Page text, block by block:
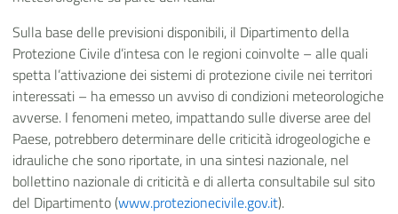
Sulla base delle previsioni disponibili, il Dipartimento della
Protezione Civile d’intesa con le regioni coinvolte – alle quali
spetta l’attivazione dei sistemi di protezione civile nei territori
interessati – ha emesso un avviso di condizioni meteorologiche
avverse. I fenomeni meteo, impattando sulle diverse aree del
Paese, potrebbero determinare delle criticità idrogeologiche e
idrauliche che sono riportate, in una sintesi nazionale, nel
bollettino nazionale di criticità e di allerta consultabile sul sito
del Dipartimento (www.protezionecivile.gov.it).